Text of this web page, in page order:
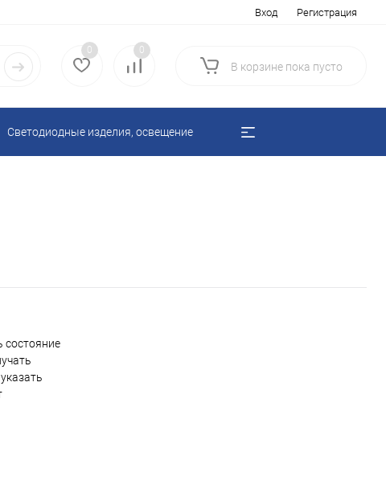
Вход Регистрация
0 0
В корзине пока пусто
Светодиодные изделия, освещение
состояние